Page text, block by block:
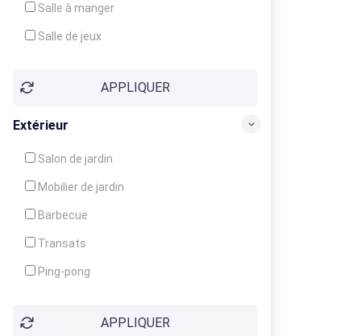
Salle à manger
Salle de jeux
Balcon / Terrasse
APPLIQUER
Extérieur
Salon de jardin
Mobilier de jardin
Barbecue
Transats
Ping-pong
Jeux d'enfantsAPPLIQUER